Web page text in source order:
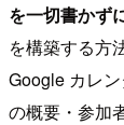
を一切書かず
を構築する方
Google カレ
の概要・参加